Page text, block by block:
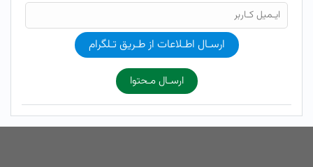
ارسـال اطـلاعات از طـریق تـلگرام
ارسـال مـحتوا